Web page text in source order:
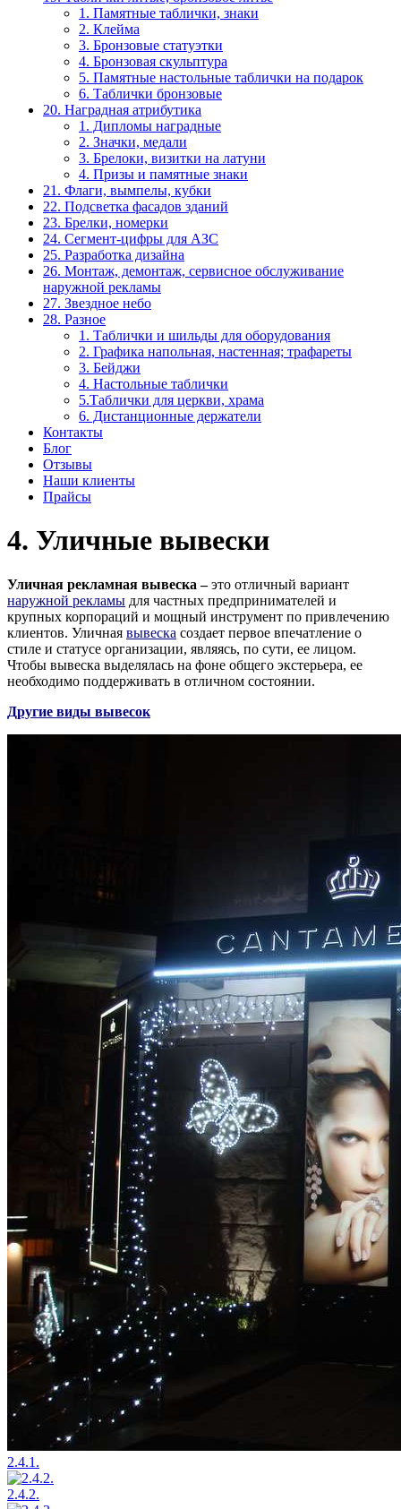
1. Памятные таблички, знаки
2. Клейма
3. Бронзовые статуэтки
4. Бронзовая скульптура
5. Памятные настольные таблички на подарок
6. Таблички бронзовые
20. Наградная атрибутика
1. Дипломы наградные
2. Значки, медали
3. Брелоки, визитки на латуни
4. Призы и памятные знаки
21. Флаги, вымпелы, кубки
22. Подсветка фасадов зданий
23. Брелки, номерки
24. Сегмент-цифры для АЗС
25. Разработка дизайна
26. Монтаж, демонтаж, сервисное обслуживание
наружной рекламы
27. Звездное небо
28. Разное
1. Таблички и шильды для оборудования
2. Графика напольная, настенная; трафареты
3. Бейджи
4. Настольные таблички
5.Таблички для церкви, храма
6. Дистанционные держатели
Контакты
Блог
Отзывы
Наши клиенты
Прайсы
4. Уличные вывески
Уличная рекламная вывеска –это отличный вариант
наружной рекламы для частных предпринимателей и
крупных корпораций и мощный инструмент по привлечению
клиентов. Уличная вывеска создает первое впечатление о
стиле и статусе организации, являясь, по сути, ее лицом.
Чтобы вывеска выделялась на фоне общего экстерьера, ее
необходимо поддерживать в отличном состоянии.
Другие виды вывесок
2.4.1.
2.4.2.